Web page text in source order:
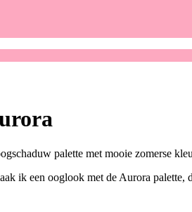
palette met mooie zomerse
ik een ooglook met de Aurora palette,